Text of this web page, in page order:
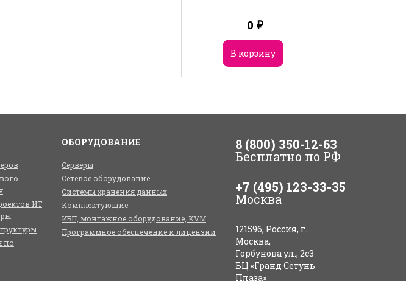
0 ₽
В корзину
ИТ
по
ОБОРУДОВАНИЕ
Серверы
Сетевое оборудование
Системы хранения данных
Комплектующие
ИБП, монтажное оборудование, KVM
Программное обеспечение и лицензии
8 (800) 350-12-63
Бесплатно по РФ
+7 (495) 123-33-35
Москва
121596, Россия, г.
Москва,
Горбунова ул., 2с3
БЦ «Гранд Сетунь
Плаза»